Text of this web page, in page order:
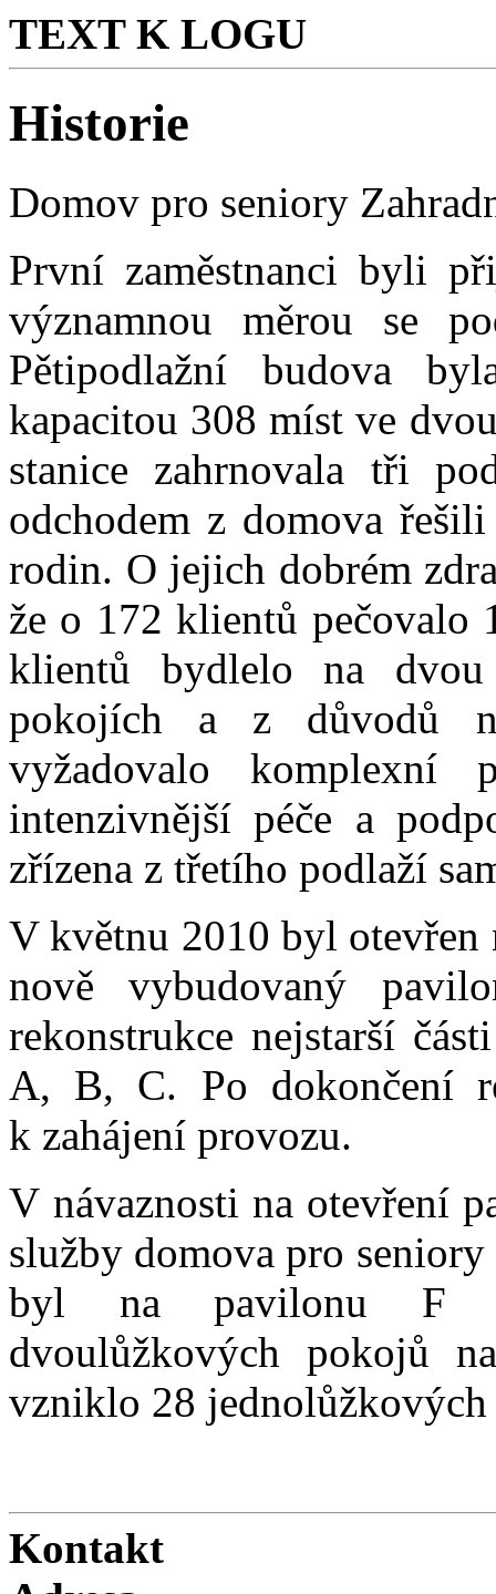
TEXT K LOGU
Historie
Domov pro seniory
První zaměstnanci byli
významnou měrou se
Pětipodlažní budova
kapacitou 308 míst ve
stanice zahrnovala tři
odchodem z domova
rodin. O jejich dobrém
že o 172 klientů pečovalo
klientů bydlelo na
pokojích a z důvodů
vyžadovalo
intenzivnější péče a
zřízena z třetího podlaží
V květnu 2010 byl
nově vybudovaný
rekonstrukce nejstarší
A, B, C. Po dokončení
k zahájení provozu.
V návaznosti na otevření
služby domova pro
byl na pavilonu F
dvoulůžkových pokojů
vzniklo 28
Kontakt